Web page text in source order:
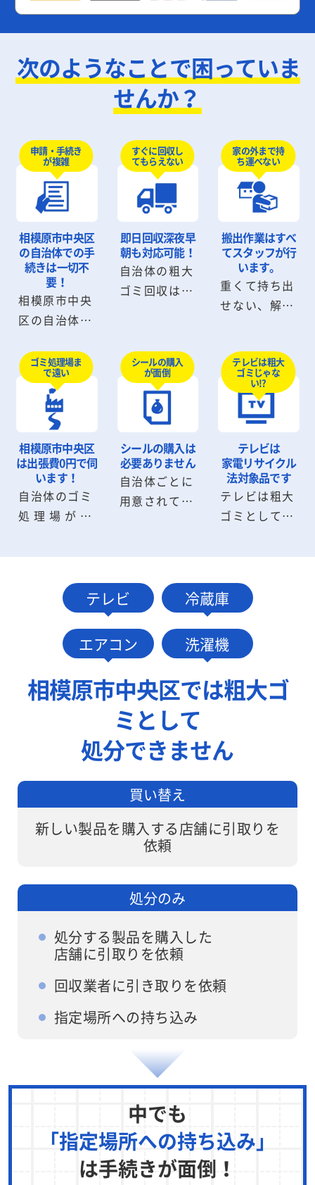
次のようなことで困っていま
せんか？
申請・手続き
が複雑
相模原市中央区
の自治体での手
続きは一切不
要！
相模原市中央
区の自治体の
のようにシー
ルを購入した
り、申請書を
記入する必要
ん。お電話・
メール1本で
お見積り・回
収に伺いま
すぐに回収し
てもらえない
即日回収深夜早
朝も対応可能！
自治体の粗大
ゴミ回収は数
いけません
が、ワンナッ
プLIFEなら即
日回収が可能
です。深夜早
朝の回収も気
軽にご相談く
ださい。
家の外まで持
ち運べない
搬出作業はすべ
てスタッフが行
います。
重くて持ち出
せない、解体
粗大ゴミも回
収可能です。
粗大ゴミの解
体から搬出ま
でスタッフに
お任せくださ
い。
ゴミ処理場ま
で遠い
相模原市中央区
は出張費0円で伺
います！
自治体のゴミ
処理場が遠
題ありませ
ん。相模原市
中央区内は出
張費0円でお
シールの購入
が面倒
シールの購入は
必要ありません
自治体ごとに
用意されてい
中央区の自治
体へ連絡・手
もありませ
ん。
テレビは粗大
ゴミじゃな
い!?
テレビは
家電リサイクル
法対象品です
テレビは粗大
ゴミとして捨
込むか小売業
者に引取りを
依頼して処分
しますが、ワ
なら面倒な手
テレビ 冷蔵庫
エアコン 洗濯機
相模原市中央区では粗大ゴ
ミとして
処分できません
買い替え
新しい製品を購入する店舗に引取りを
依頼
処分のみ
処分する製品を購入した
店舗に引取りを依頼
回収業者に引き取りを依頼
指定場所への持ち込み
中でも
「指定場所への持ち込み」
は手続きが面倒！